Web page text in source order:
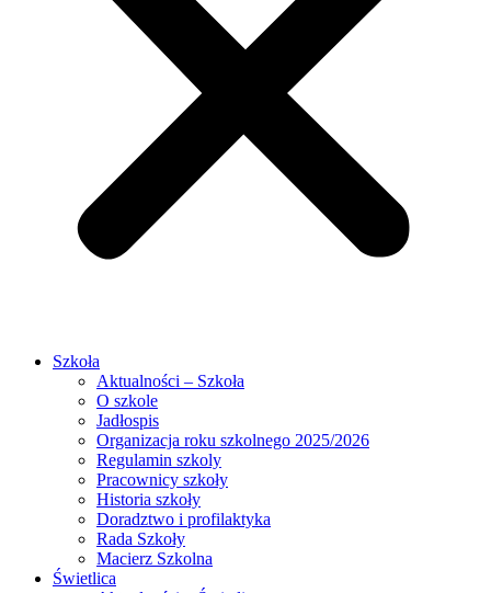
Szkoła
Aktualności – Szkoła
O szkole
Jadłospis
Organizacja roku szkolnego 2025/2026
Regulamin szkoly
Pracownicy szkoły
Historia szkoły
Doradztwo i profilaktyka
Rada Szkoły
Macierz Szkolna
Świetlica